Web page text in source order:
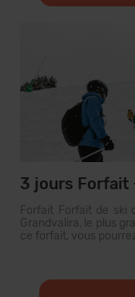
3 jours Forfait
Forfait Forfait de ski
Grandvalira, le plus
ce forfait, vous